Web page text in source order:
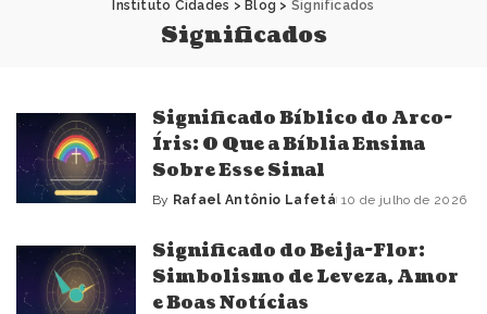
Instituto Cidades > Blog > Significados
Significados
Significado Bíblico do Arco-
Íris: O Que a Bíblia Ensina
Sobre Esse Sinal
Posted
By Rafael Antônio Lafetá 10 de julho de 2026
Significado do Beija-Flor:
Simbolismo de Leveza, Amor
e Boas Notícias